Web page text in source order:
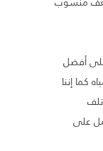
على أفضل
كما إننا
على